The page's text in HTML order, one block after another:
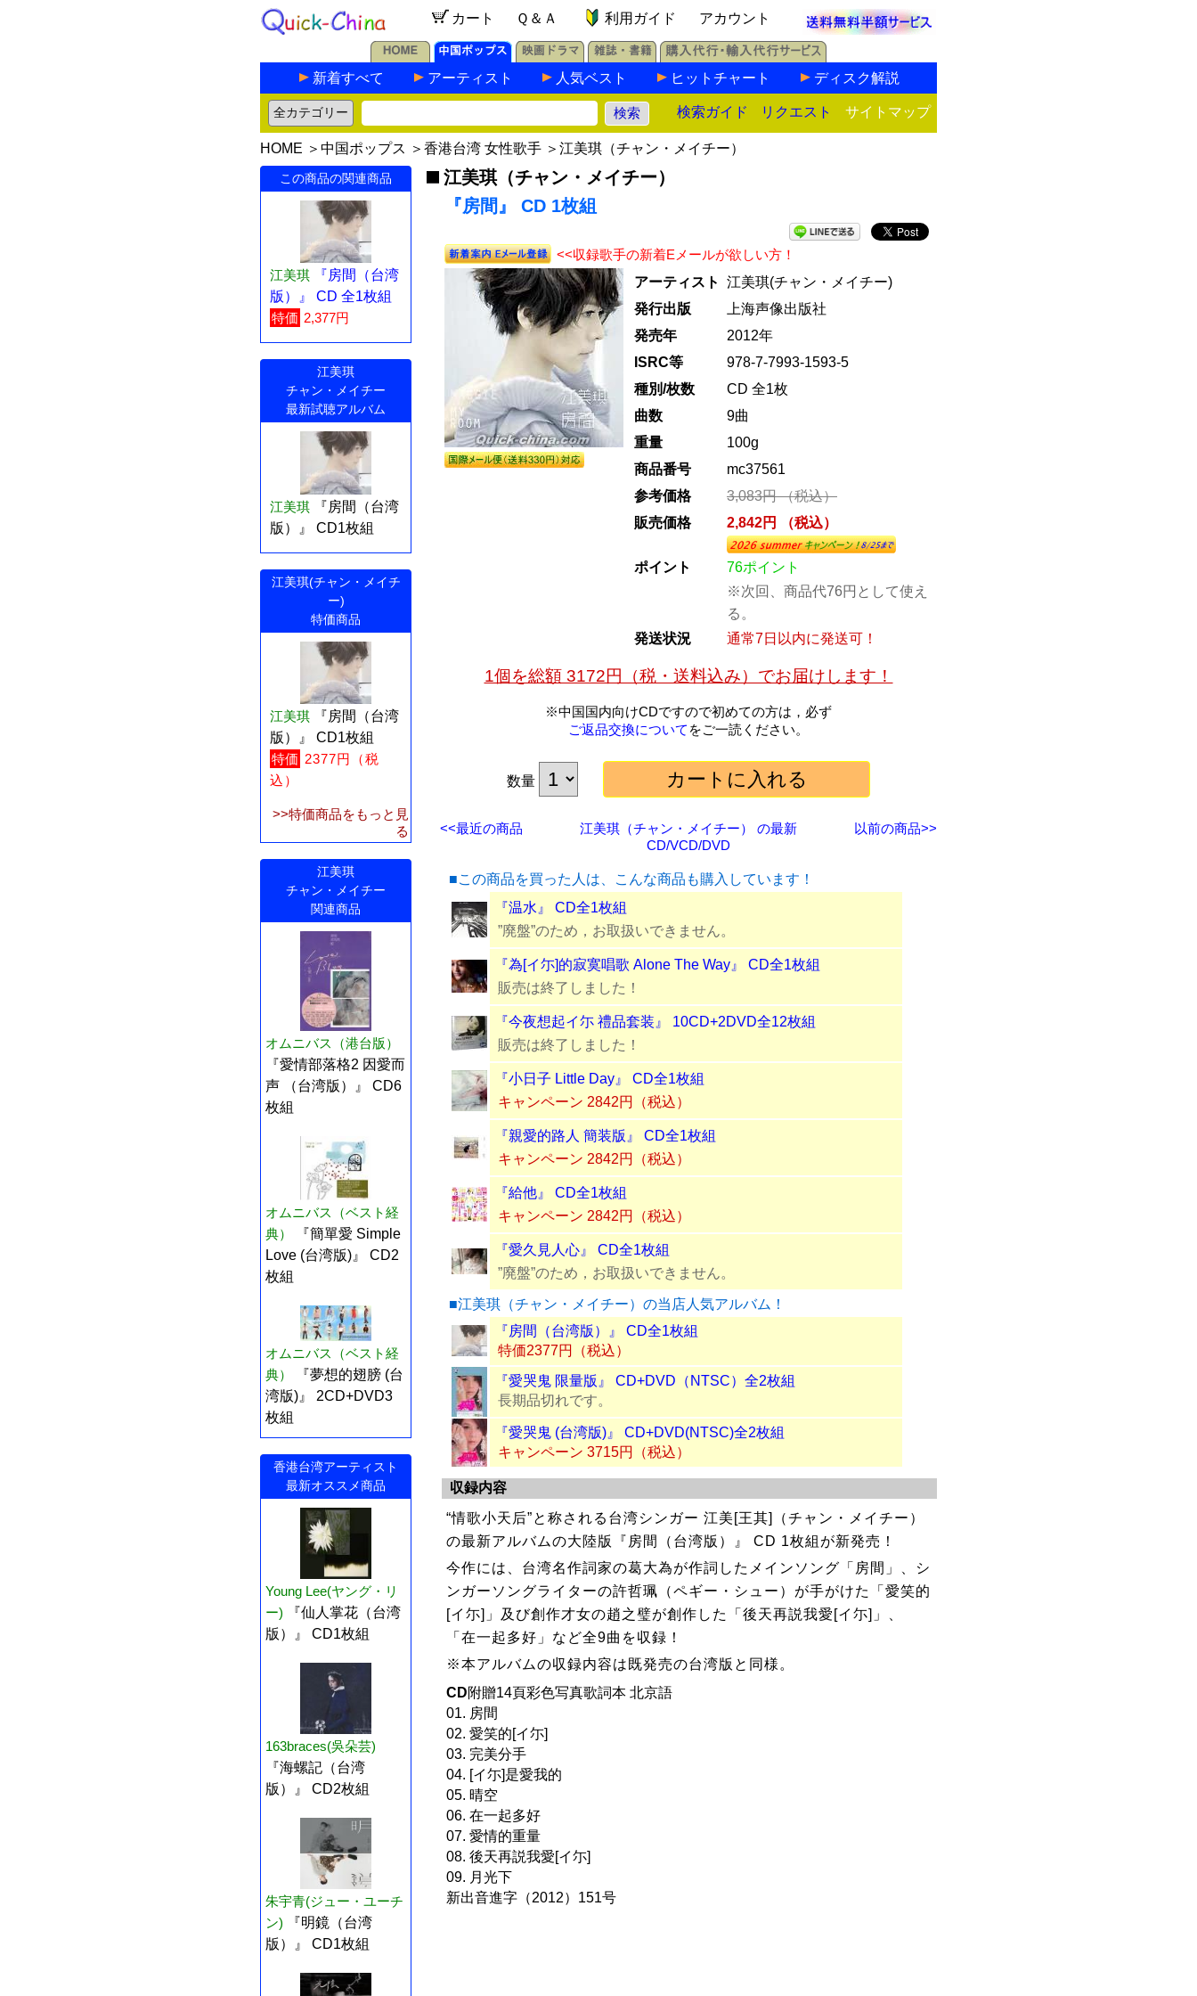
カート Ｑ＆Ａ 利用ガイド アカウント
新着すべて アーティスト 人気ベスト ヒットチャート ディスク解説
検索ガイド リクエスト サイトマップ
HOME ＞ 中国ポップス ＞ 香港台湾 女性歌手 ＞ 江美琪（チャン・メイチー）
この商品の関連商品
江美琪
『房間（台湾
版）』 CD 全1枚組
特価 2,377円
江美琪
チャン・メイチー
最新試聴アルバム
江美琪
『房間（台湾
版）』 CD1枚組
江美琪(チャン・メイチ
ー)
特価商品
江美琪
『房間（台湾
版）』 CD1枚組
特価 2377円（税
込）
>>特価商品をもっと見
る
江美琪
チャン・メイチー
関連商品
オムニバス（港台版）
『愛情部落格2 因愛而
声 （台湾版）』 CD6
枚組
オムニバス（ベスト経
典）
『簡單愛 Simple
Love (台湾版)』 CD2
枚組
オムニバス（ベスト経
典）
『夢想的翅膀 (台
湾版)』 2CD+DVD3
枚組
香港台湾アーティスト
最新オススメ商品
Young Lee(ヤング・リ
ー)
『仙人掌花（台湾
版）』 CD1枚組
163braces(吳朵芸)
『海螺記（台湾
版）』 CD2枚組
朱宇青(ジュー・ユーチ
ン)
『明鏡（台湾
版）』 CD1枚組
江美琪（チャン・メイチー）
『房間』 CD 1枚組
<<収録歌手の新着Eメールが欲しい方！
アーティスト
江美琪(チャン・メイチー)
発行出版
上海声像出版社
発売年
2012年
ISRC等
978-7-7993-1593-5
種別/枚数
CD 全1枚
曲数
9曲
重量
100g
商品番号
mc37561
参考価格
3,083円 （税込）
販売価格
2,842円 （税込）
ポイント
76ポイント
※次回、商品代76円として使え
る。
発送状況
通常7日以内に発送可！
1個を総額 3172円（税・送料込み）でお届けします！
※中国国内向けCDですので初めての方は，必ず
ご返品交換について をご一読ください。
数量
<<最近の商品 以前の商品>>
江美琪（チャン・メイチー） の最新
CD/VCD/DVD
■この商品を買った人は、こんな商品も購入しています！
『温水』 CD全1枚組
”廃盤”のため，お取扱いできません。
『為[イ尓]的寂寞唱歌 Alone The Way』 CD全1枚組
販売は終了しました！
『今夜想起イ尓 禮品套装』 10CD+2DVD全12枚組
販売は終了しました！
『小日子 Little Day』 CD全1枚組
キャンペーン 2842円（税込）
『親愛的路人 簡装版』 CD全1枚組
キャンペーン 2842円（税込）
『給他』 CD全1枚組
キャンペーン 2842円（税込）
『愛久見人心』 CD全1枚組
”廃盤”のため，お取扱いできません。
■江美琪（チャン・メイチー）の当店人気アルバム！
『房間（台湾版）』 CD全1枚組
特価2377円（税込）
『愛哭鬼 限量版』 CD+DVD（NTSC）全2枚組
長期品切れです。
『愛哭鬼 (台湾版)』 CD+DVD(NTSC)全2枚組
キャンペーン 3715円（税込）
収録内容
“情歌小天后”と称される台湾シンガー 江美[王其]（チャン・メイチー）
の最新アルバムの大陸版『房間（台湾版）』 CD 1枚組が新発売！
今作には、台湾名作詞家の葛大為が作詞したメインソング「房間」、シ
ンガーソングライターの許哲珮（ペギー・シュー）が手がけた「愛笑的
[イ尓]」及び創作才女の趙之璧が創作した「後天再説我愛[イ尓]」、
「在一起多好」など全9曲を収録！
※本アルバムの収録内容は既発売の台湾版と同様。
CD附贈14頁彩色写真歌詞本 北京語
01. 房間
02. 愛笑的[イ尓]
03. 完美分手
04. [イ尓]是愛我的
05. 晴空
06. 在一起多好
07. 愛情的重量
08. 後天再説我愛[イ尓]
09. 月光下
新出音進字（2012）151号